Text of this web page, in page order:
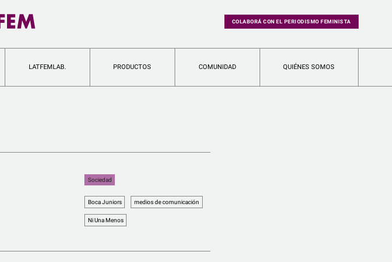
COLABORÁ CON EL PERIODISMO FEMINISTA
LATFEMLAB. PRODUCTOS COMUNIDAD QUIÉNES SOMOS
Sociedad
Boca Juniors medios de comunicación
Ni Una Menos